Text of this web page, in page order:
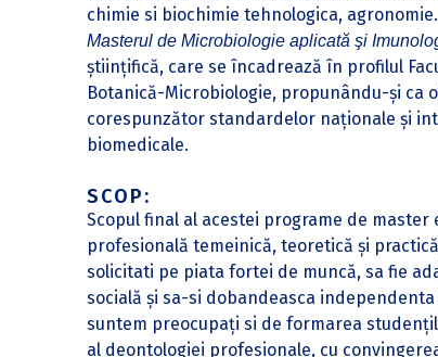
chimie si biochimie tehnologica,
Masterul de Microbiologie aplicată şi
ştiinţifică, care se încadrează în profilul
Botanică-Microbiologie, propunându-și ca
corespunzător standardelor naționale și
biomedicale.
SCOP:
Scopul final al acestei programe de
profesională temeinică, teoretică și
solicitati pe piata fortei de muncă, sa fie
socială și sa-si dobandeasca
suntem preocupați si de formarea
al deontologiei profesionale, cu